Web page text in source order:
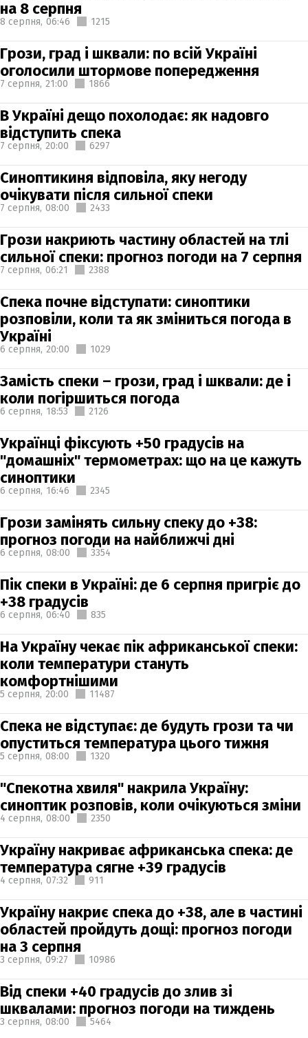
на 8 серпня
8 серпня, 06:46 1215
Грози, град і шквали: по всій Україні
оголосили штормове попередження
7 серпня, 21:00 1866
В Україні дещо похолодає: як надовго
відступить спека
7 серпня, 20:00 6297
Синоптикиня відповіла, яку негоду
очікувати після сильної спеки
7 серпня, 08:00 2433
Грози накриють частину областей на тлі
сильної спеки: прогноз погоди на 7 серпня
7 серпня, 06:21 2388
Спека почне відступати: синоптики
розповіли, коли та як зміниться погода в
Україні
6 серпня, 20:00 1029
Замість спеки – грози, град і шквали: де і
коли погіршиться погода
6 серпня, 18:53 2126
Українці фіксують +50 градусів на
"домашніх" термометрах: що на це кажуть
синоптики
6 серпня, 16:46 2345
Грози замінять сильну спеку до +38:
прогноз погоди на найближчі дні
6 серпня, 08:00 3354
Пік спеки в Україні: де 6 серпня пригріє до
+38 градусів
6 серпня, 06:40 835
На Україну чекає пік африканської спеки:
коли температури стануть
комфортнішими
5 серпня, 20:00 11487
Спека не відступає: де будуть грози та чи
опуститься температура цього тижня
5 серпня, 08:00 1320
"Спекотна хвиля" накрила Україну:
синоптик розповів, коли очікуються зміни
4 серпня, 08:00 2350
Україну накриває африканська спека: де
температура сягне +39 градусів
4 серпня, 07:32 911
Україну накриє спека до +38, але в частині
областей пройдуть дощі: прогноз погоди
на 3 серпня
3 серпня, 09:27 10986
Від спеки +40 градусів до злив зі
шквалами: прогноз погоди на тиждень
3 серпня, 08:00 5464